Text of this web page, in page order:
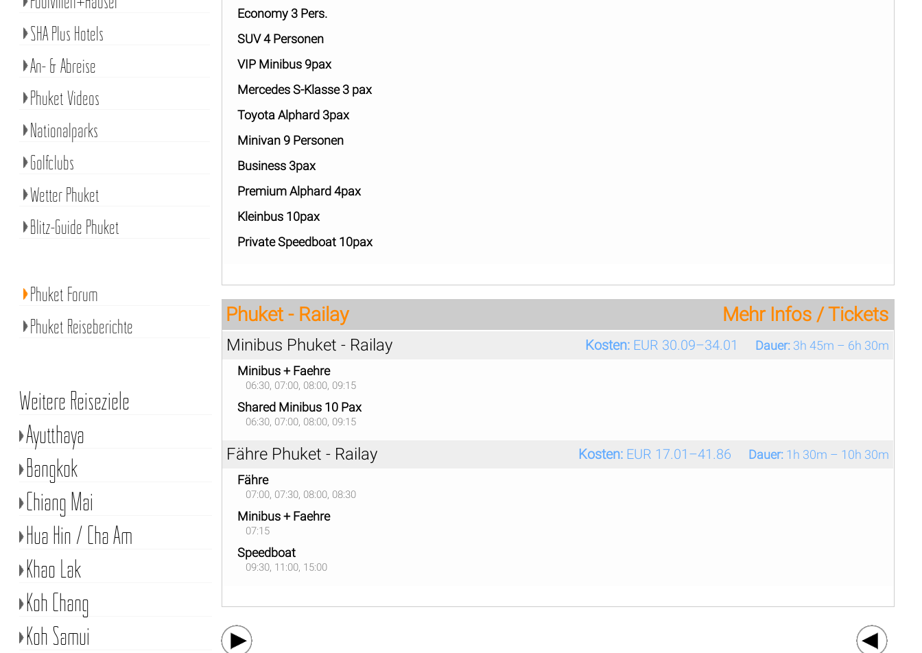
Economy 3 Pers.
SUV 4 Personen
VIP Minibus 9pax
Mercedes S-Klasse 3 pax
Toyota Alphard 3pax
Minivan 9 Personen
Business 3pax
Premium Alphard 4pax
Kleinbus 10pax
Private Speedboat 10pax
Phuket - Railay Mehr Infos / Tickets
Minibus Phuket - Railay Kosten: EUR 30.09–34.01 Dauer: 3h 45m – 6h 30m
Minibus + Faehre
06:30, 07:00, 08:00, 09:15
Shared Minibus 10 Pax
06:30, 07:00, 08:00, 09:15
Fähre Phuket - Railay Kosten: EUR 17.01–41.86 Dauer: 1h 30m – 10h 30m
Fähre
07:00, 07:30, 08:00, 08:30
Minibus + Faehre
07:15
Speedboat
09:30, 11:00, 15:00
SHA Plus Hotels
An- & Abreise
Phuket Videos
Nationalparks
Golfclubs
Wetter Phuket
Blitz-Guide Phuket
Phuket Forum
Phuket Reiseberichte
Weitere Reiseziele
Ayutthaya
Bangkok
Chiang Mai
Hua Hin / Cha Am
Khao Lak
Koh Chang
Koh Samui